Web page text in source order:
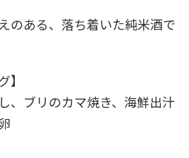
のある、落ち着いた純米酒で
】
、ブリのカマ焼き、海鮮出汁